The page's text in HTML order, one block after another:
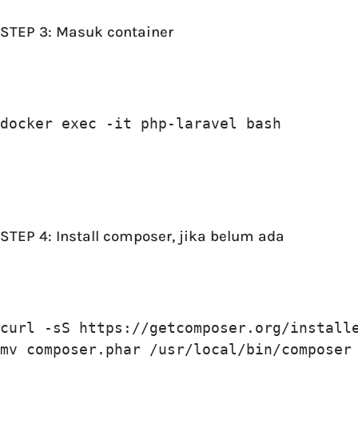
STEP 3: Masuk container
docker exec -it php-laravel bash
STEP 4: Install composer, jika belum ada
curl -sS https://getcomposer.org/
mv composer.phar /usr/local/bin/composer